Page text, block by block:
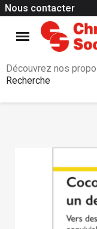
Nous contacter
Découvrez nos
Recherche